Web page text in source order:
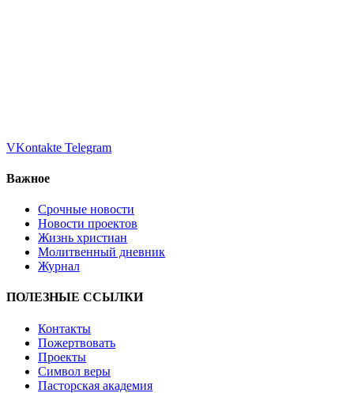
VKontakte Telegram
Важное
Срочные новости
Новости проектов
Жизнь христиан
Молитвенный дневник
Журнал
ПОЛЕЗНЫЕ ССЫЛКИ
Контакты
Пожертвовать
Проекты
Символ веры
Пасторская академия